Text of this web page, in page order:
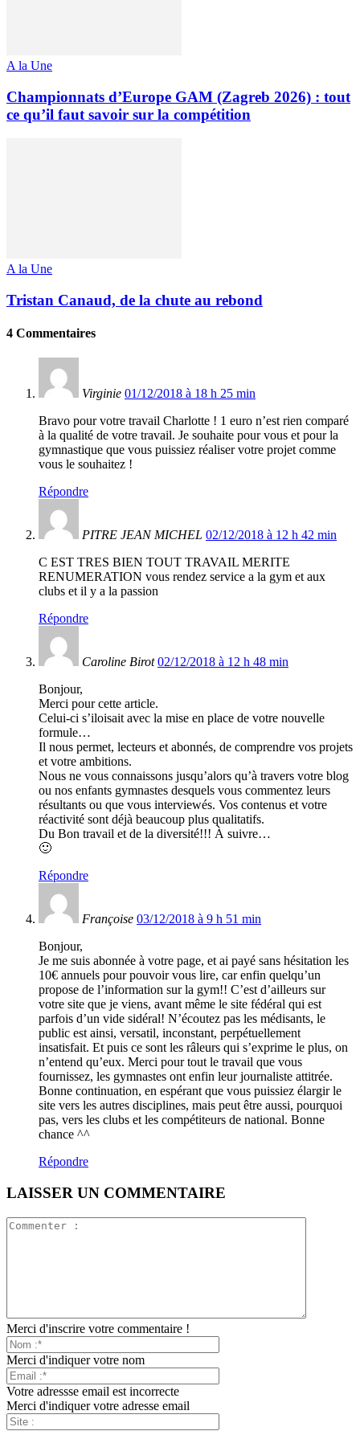
A la Une
Championnats d’Europe GAM (Zagreb 2026) : tout
ce qu’il faut savoir sur la compétition
A la Une
Tristan Canaud, de la chute au rebond
4 Commentaires
Virginie 01/12/2018 à 18 h 25 min
Bravo pour votre travail Charlotte ! 1 euro n’est rien comparé
à la qualité de votre travail. Je souhaite pour vous et pour la
gymnastique que vous puissiez réaliser votre projet comme
vous le souhaitez !
Répondre
PITRE JEAN MICHEL 02/12/2018 à 12 h 42 min
C EST TRES BIEN TOUT TRAVAIL MERITE
RENUMERATION vous rendez service a la gym et aux
clubs et il y a la passion
Répondre
Caroline Birot 02/12/2018 à 12 h 48 min
Bonjour,
Merci pour cette article.
Celui-ci s’iloisait avec la mise en place de votre nouvelle
formule…
Il nous permet, lecteurs et abonnés, de comprendre vos projets
et votre ambitions.
Nous ne vous connaissons jusqu’alors qu’à travers votre blog
ou nos enfants gymnastes desquels vous commentez leurs
résultants ou que vous interviewés. Vos contenus et votre
réactivité sont déjà beaucoup plus qualitatifs.
Du Bon travail et de la diversité!!! À suivre…
🙂
Répondre
Françoise 03/12/2018 à 9 h 51 min
Bonjour,
Je me suis abonnée à votre page, et ai payé sans hésitation les
10€ annuels pour pouvoir vous lire, car enfin quelqu’un
propose de l’information sur la gym!! C’est d’ailleurs sur
votre site que je viens, avant même le site fédéral qui est
parfois d’un vide sidéral! N’écoutez pas les médisants, le
public est ainsi, versatil, inconstant, perpétuellement
insatisfait. Et puis ce sont les râleurs qui s’exprime le plus, on
n’entend qu’eux. Merci pour tout le travail que vous
fournissez, les gymnastes ont enfin leur journaliste attitrée.
Bonne continuation, en espérant que vous puissiez élargir le
site vers les autres disciplines, mais peut être aussi, pourquoi
pas, vers les clubs et les compétiteurs de national. Bonne
chance ^^
Répondre
LAISSER UN COMMENTAIRE
Merci d'inscrire votre commentaire !
Merci d'indiquer votre nom
Votre adressse email est incorrecte
Merci d'indiquer votre adresse email